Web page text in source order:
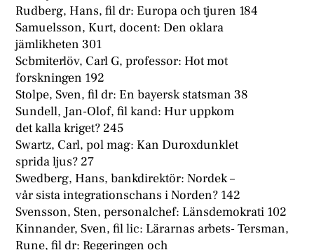
Rudberg, Hans, fil dr: Europa och tjuren 184
Samuelsson, Kurt, docent: Den oklara
jämlikheten 301
Scbmiterlöv, Carl G, professor: Hot mot
forskningen 192
Stolpe, Sven, fil dr: En bayersk statsman 38
Sundell, Jan-Olof, fil kand: Hur uppkom
det kalla kriget? 245
Swartz, Carl, pol mag: Kan Duroxdunklet
sprida ljus? 27
Swedberg, Hans, bankdirektör: Nordek –
vår sista integrationschans i Norden? 142
Svensson, Sten, personalchef: Länsdemokrati 102
Kinnander, Sven, fil lic: Lärarnas arbets- Tersman,
Rune, fil dr: Regeringen och